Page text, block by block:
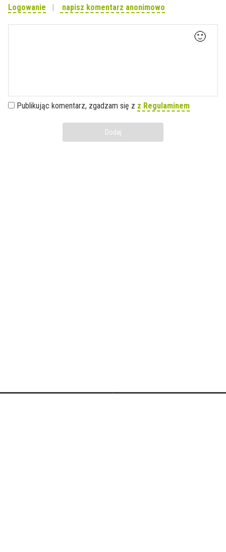
Logowanie napisz komentarz anonimowo
🙂
Publikując komentarz, zgadzam się z z Regulaminem
Dodaj